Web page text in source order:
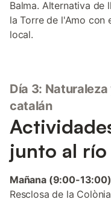
Balma. Alternativa de
la Torre de l'Amo con
local.
Día 3:
catalán
junto al
Mañana (9:00-
Resclosa de la